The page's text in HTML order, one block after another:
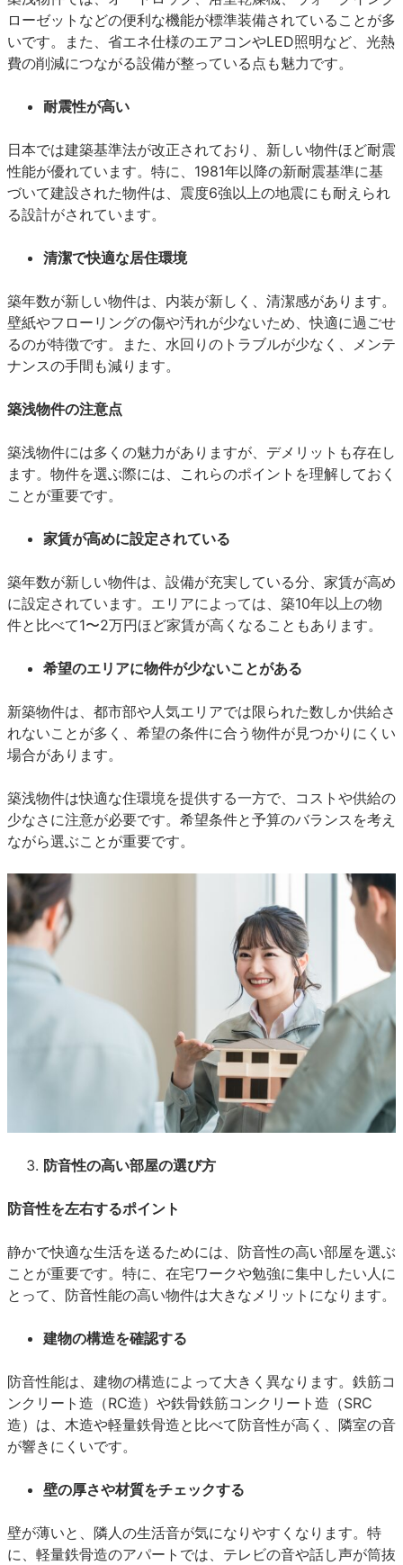
ローゼットなどの便利な機能が標準装備されていることが多
いです。また、省エネ仕様のエアコンやLED照明など、光熱
費の削減につながる設備が整っている点も魅力です。
耐震性が高い
日本では建築基準法が改正されており、新しい物件ほど耐震
性能が優れています。特に、1981年以降の新耐震基準に基
づいて建設された物件は、震度6強以上の地震にも耐えられ
る設計がされています。
清潔で快適な居住環境
築年数が新しい物件は、内装が新しく、清潔感があります。
壁紙やフローリングの傷や汚れが少ないため、快適に過ごせ
るのが特徴です。また、水回りのトラブルが少なく、メンテ
ナンスの手間も減ります。
築浅物件の注意点
築浅物件には多くの魅力がありますが、デメリットも存在し
ます。物件を選ぶ際には、これらのポイントを理解しておく
ことが重要です。
家賃が高めに設定されている
築年数が新しい物件は、設備が充実している分、家賃が高め
に設定されています。エリアによっては、築10年以上の物
件と比べて1〜2万円ほど家賃が高くなることもあります。
希望のエリアに物件が少ないことがある
新築物件は、都市部や人気エリアでは限られた数しか供給さ
れないことが多く、希望の条件に合う物件が見つかりにくい
場合があります。
築浅物件は快適な住環境を提供する一方で、コストや供給の
少なさに注意が必要です。希望条件と予算のバランスを考え
ながら選ぶことが重要です。
防音性の高い部屋の選び方
防音性を左右するポイント
静かで快適な生活を送るためには、防音性の高い部屋を選ぶ
ことが重要です。特に、在宅ワークや勉強に集中したい人に
とって、防音性能の高い物件は大きなメリットになります。
建物の構造を確認する
防音性能は、建物の構造によって大きく異なります。鉄筋コ
ンクリート造（RC造）や鉄骨鉄筋コンクリート造（SRC
造）は、木造や軽量鉄骨造と比べて防音性が高く、隣室の音
が響きにくいです。
壁の厚さや材質をチェックする
壁が薄いと、隣人の生活音が気になりやすくなります。特
に、軽量鉄骨造のアパートでは、テレビの音や話し声が筒抜